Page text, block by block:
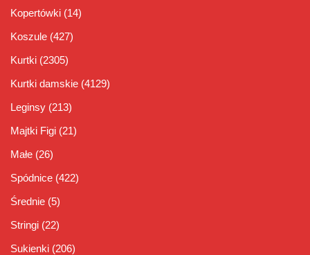
Kopertówki (14)
Koszule (427)
Kurtki (2305)
Kurtki damskie (4129)
Leginsy (213)
Majtki Figi (21)
Małe (26)
Spódnice (422)
Średnie (5)
Stringi (22)
Sukienki (206)